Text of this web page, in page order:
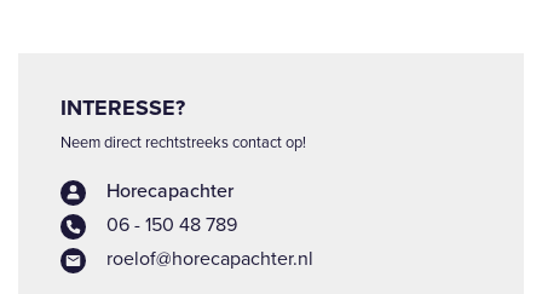
INTERESSE?
Neem direct rechtstreeks contact op!
Horecapachter
06 - 150 48 789
roelof@horecapachter.nl